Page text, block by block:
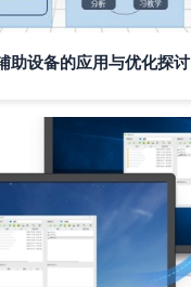
助设备的应用与优化探讨